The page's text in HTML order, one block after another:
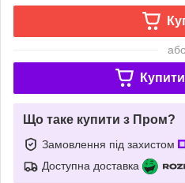
або
Що таке купити з Пром?
Замовлення під захистом
Доступна доставка